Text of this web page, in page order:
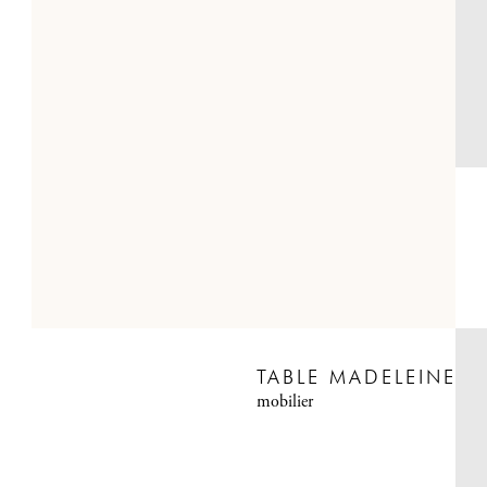
TABLE MADELEINE
mobilier